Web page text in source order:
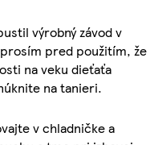
výrobný závod v
pred použitím, že
na veku dieťaťa
na tanieri.
v chladničke a